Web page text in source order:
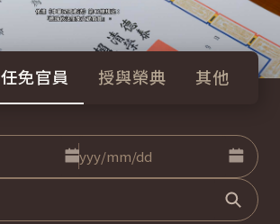
任免官員 授與榮典 其他
點擊選擇日期起日
至
點擊選
搜尋